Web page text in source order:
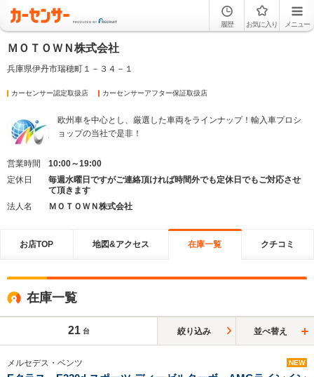
履歴 お気に入り メニュー
ＭＯＴＯＷＮ株式会社
兵庫県伊丹市瑞穂町１－３４－１
カーセンサー認定取扱店 カーセンサーアフター保証取扱店
欧州車を中心とし、厳選した車両をラインナップ！輸入車プロシ
ョップの当社で是非！
営業時間
10:00～19:00
定休日
毎週水曜日ですがご連絡頂ければ時間外でも定休日でもご対応させ
て頂きます
法人名
ＭＯＴＯＷＮ株式会社
お店TOP 地図&アクセス 在庫一覧 クチコミ
在庫一覧
21 台 絞り込み 並べ替え
メルセデス・ベンツ NEW